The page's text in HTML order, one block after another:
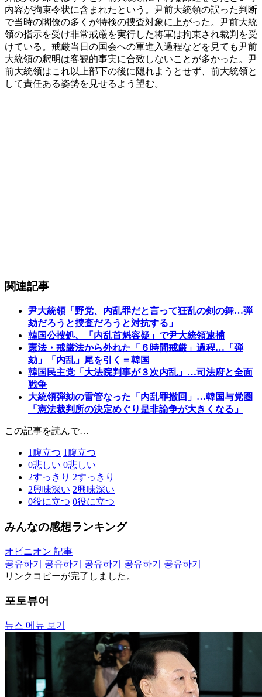
内容が拘束令状に含まれたという。尹前大統領の誤った判断
で当時の閣僚の多くが特検の捜査対象に上がった。尹前大統
領の指示を受け非常戒厳を実行した将軍は拘束され裁判を受
けている。戒厳当日の国会への軍進入過程などを見ても尹前
大統領の釈明は客観的事実に合致しないことが多かった。尹
前大統領はこれ以上部下の後に隠れようとせず、前大統領と
して責任ある姿勢を見せるよう望む。
関連記事
尹大統領「野党、内乱罪だと言って狂乱の剣の舞…弾
劾だろうと捜査だろうと対抗する」
韓国公捜処、「内乱首魁容疑」で尹大統領逮捕
憲法・戒厳法から外れた「６時間戒厳」過程…「弾
劾」「内乱」尾を引く＝韓国
韓国民主党「大法院判事が３次内乱」…司法府と全面
戦争
大統領弾劾の雷管なった「内乱罪撤回」…韓国与党圏
「憲法裁判所の決定めぐり是非論争が大きくなる」
この記事を読んで…
1 腹立つ 1 腹立つ
0悲しい 0悲しい
2すっきり 2すっきり
2興味深い 2興味深い
0役に立つ 0役に立つ
みんなの感想ランキング
オピニオン 記事
공유하기
공유하기 공유하기 공유하기
공유하기
リンクコピーが完了しました。
포토뷰어
뉴스 메뉴 보기